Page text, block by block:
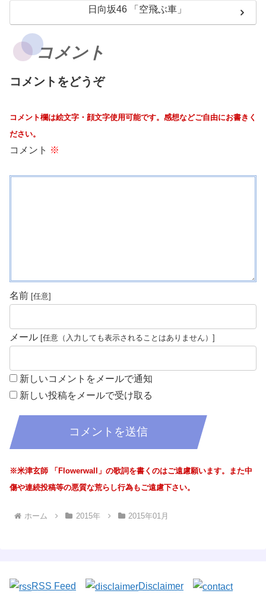
日向坂46 「空飛ぶ車」
コメント
コメントをどうぞ
コメント欄は絵文字・顔文字使用可能です。感想などご自由にお書きく
ださい。
コメント ※
名前
メール
新しいコメントをメールで通知
新しい投稿をメールで受け取る
※米津玄師 「Flowerwall」の歌詞を書くのはご遠慮願います。また中
傷や連続投稿等の悪質な荒らし行為もご遠慮下さい。
ホーム 2015年 2015年01月
RSS Feed Disclaimer